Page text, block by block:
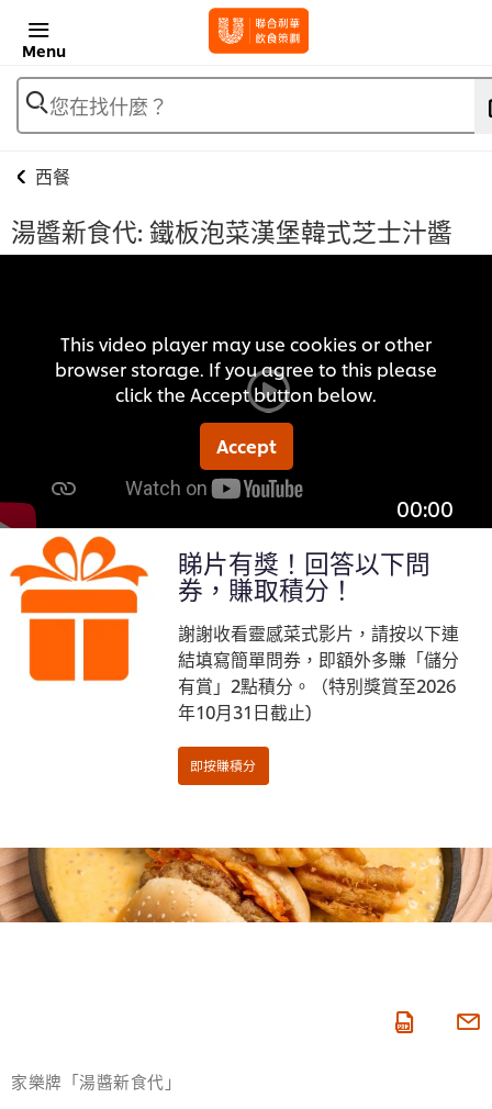
Menu
您在找什麼？
西餐
湯醬新食代: 鐵板泡菜漢堡​韓式芝士汁醬
This video player may use cookies or other
browser storage. If you agree to this please
click the Accept button below.
Accept
00:00
睇片有獎！回答以下問
券，賺取積分！
謝謝收看靈感菜式影片，請按以下連
結填寫簡單問券，即額外多賺「儲分
有賞」2點積分。（特別獎賞至2026
年10月31日截止)
家樂牌「湯醬新食代」